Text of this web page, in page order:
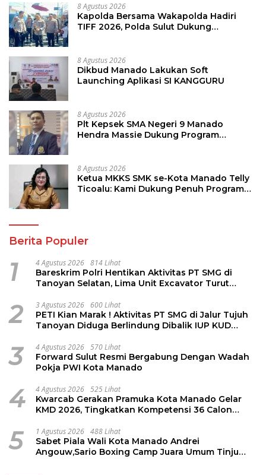
8 Agustus 2026
Kapolda Bersama Wakapolda Hadiri
TIFF 2026, Polda Sulut Dukung
8 Agustus 2026
Dikbud Manado Lakukan Soft
Launching Aplikasi SI KANGGURU
8 Agustus 2026
Plt Kepsek SMA Negeri 9 Manado
Hendra Massie Dukung Program
8 Agustus 2026
Ketua MKKS SMK se-Kota Manado Telly
Ticoalu: Kami Dukung Penuh Program
Berita Populer
1 4 Agustus 2026 814 Lihat
Bareskrim Polri Hentikan Aktivitas PT SMG di
Tanoyan Selatan, Lima Unit Excavator Turut
2 3 Agustus 2026 600 Lihat
PETI Kian Marak ! Aktivitas PT SMG di Jalur Tujuh
Tanoyan Diduga Berlindung Dibalik IUP KUD
3 4 Agustus 2026 570 Lihat
Forward Sulut Resmi Bergabung Dengan Wadah
Pokja PWI Kota Manado
4 4 Agustus 2026 525 Lihat
Kwarcab Gerakan Pramuka Kota Manado Gelar
KMD 2026, Tingkatkan Kompetensi 36 Calon
5 1 Agustus 2026 488 Lihat
Sabet Piala Wali Kota Manado Andrei
Angouw,Sario Boxing Camp Juara Umum Tinju